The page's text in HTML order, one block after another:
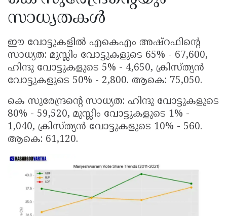
സാധ്യതകൾ
ഈ വോട്ടുകളിൽ എകെഎം അഷ്റഫിന്റെ
സാധ്യത: മുസ്ലിം വോട്ടുകളുടെ 65% - 67,600,
ഹിന്ദു വോട്ടുകളുടെ 5% - 4,650, ക്രിസ്ത്യൻ
വോട്ടുകളുടെ 50% - 2,800. ആകെ: 75,050.
കെ സുരേന്ദ്രന്റെ സാധ്യത: ഹിന്ദു വോട്ടുകളുടെ
80% - 59,520, മുസ്ലിം വോട്ടുകളുടെ 1% -
1,040, ക്രിസ്ത്യൻ വോട്ടുകളുടെ 10% - 560.
ആകെ: 61,120.